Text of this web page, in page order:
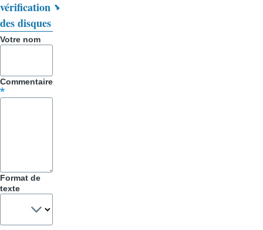
Trucs
&
vérification
des disques
Votre nom
Commentaire
Format de
texte